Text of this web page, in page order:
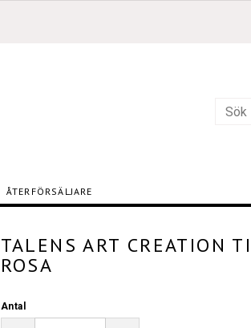
ÅTERFÖRSÄLJARE
TALENS ART CREATION
ROSA
Antal